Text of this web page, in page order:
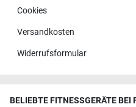
Cookies
Versandkosten
Widerrufsformular
BELIEBTE FITNESSGERÄTE BEI